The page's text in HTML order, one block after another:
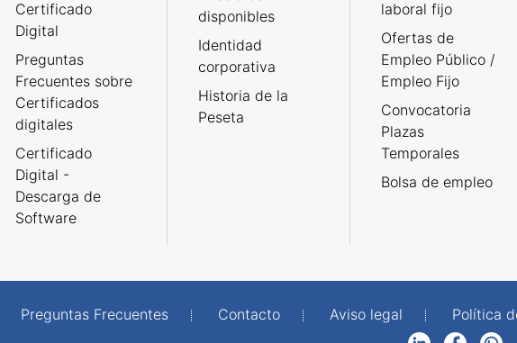
Certificado
Digital
Preguntas
Frecuentes sobre
Certificados
digitales
Certificado
Digital -
Descarga de
Software
disponibles
Identidad
corporativa
Historia de la
Peseta
laboral fijo
Ofertas de
Empleo Público /
Empleo Fijo
Convocatoria
Plazas
Temporales
Bolsa de empleo
Preguntas Frecuentes Contacto Aviso legal Política